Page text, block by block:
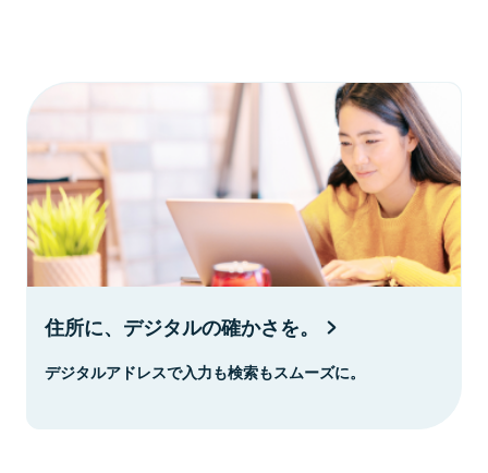
住所に、デジタルの確かさを。
デジタルアドレスで入力も検索もスムーズに。